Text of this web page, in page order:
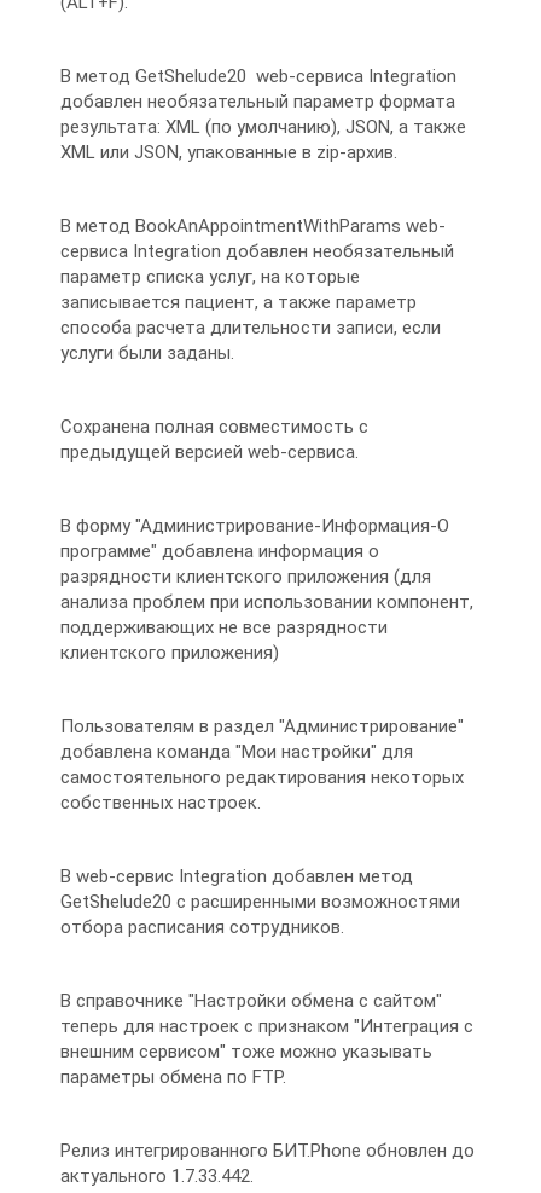
В метод GetShelude20 web-сервиса Integration
добавлен необязательный параметр формата
результата: XML (по умолчанию), JSON, а также
XML или JSON, упакованные в zip-архив.
В метод BookAnAppointmentWithParams web-
сервиса Integration добавлен необязательный
параметр списка услуг, на которые
записывается пациент, а также параметр
способа расчета длительности записи, если
услуги были заданы.
Сохранена полная совместимость с
предыдущей версией web-сервиса.
В форму "Администрирование-Информация-О
программе" добавлена информация о
разрядности клиентского приложения (для
анализа проблем при использовании компонент,
поддерживающих не все разрядности
клиентского приложения)
Пользователям в раздел "Администрирование"
добавлена команда "Мои настройки" для
самостоятельного редактирования некоторых
собственных настроек.
В web-сервис Integration добавлен метод
GetShelude20 с расширенными возможностями
отбора расписания сотрудников.
В справочнике "Настройки обмена с сайтом"
теперь для настроек с признаком "Интеграция с
внешним сервисом" тоже можно указывать
параметры обмена по FTP.
Релиз интегрированного БИТ.Phone обновлен до
актуального 1.7.33.442.